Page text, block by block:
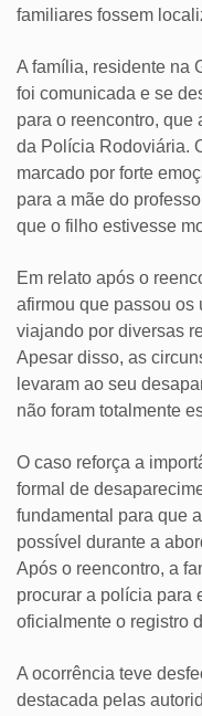
familiares fossem
A família, residente na
foi comunicada e se
para o reencontro, que
da Polícia Rodoviária.
marcado por forte
para a mãe do
que o filho estivesse
Em relato após o
afirmou que passou os
viajando por diversas
Apesar disso, as
levaram ao seu
não foram totalmente
O caso reforça a
formal de
fundamental para que
possível durante a
Após o reencontro, a
procurar a polícia para
oficialmente o registro
A ocorrência teve
destacada pelas